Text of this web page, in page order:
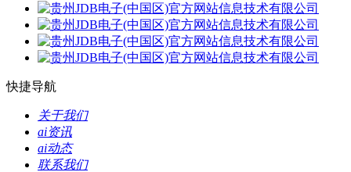
快捷导航
关于我们
ai资讯
ai动态
联系我们